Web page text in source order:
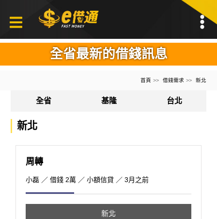
全省最新的借錢訊息
首頁 借錢需求 新北
全省 基隆 台北
新北
周轉
小磊 ／ 借錢 2萬 ／ 小額信貸 ／ 3月之前
新北